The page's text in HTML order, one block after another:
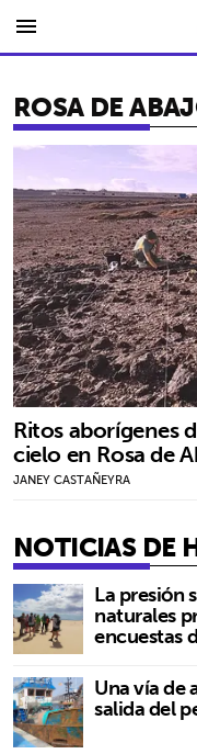
menu
ROSA DE
Ritos aborígenes
cielo en Rosa de
JANEY CASTAÑEYRA
NOTICIAS DE
La presión
naturales
encuestas
Una vía de
salida del